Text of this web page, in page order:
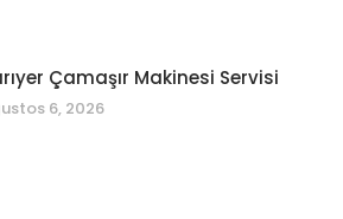
Çamaşır Makinesi Servisi
6, 2026